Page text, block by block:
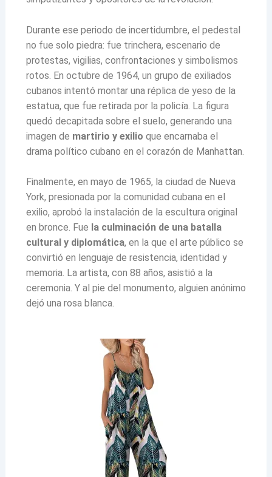
Durante ese periodo de incertidumbre, el pedestal
no fue solo piedra: fue trinchera, escenario de
protestas, vigilias, confrontaciones y simbolismos
rotos. En octubre de 1964, un grupo de exiliados
cubanos intentó montar una réplica de yeso de la
estatua, que fue retirada por la policía. La figura
quedó decapitada sobre el suelo, generando una
imagen de martirio y exilio que encarnaba el
drama político cubano en el corazón de Manhattan.
Finalmente, en mayo de 1965, la ciudad de Nueva
York, presionada por la comunidad cubana en el
exilio, aprobó la instalación de la escultura original
en bronce. Fue la culminación de una batalla
cultural y diplomática, en la que el arte público se
convirtió en lenguaje de resistencia, identidad y
memoria. La artista, con 88 años, asistió a la
ceremonia. Y al pie del monumento, alguien anónimo
dejó una rosa blanca.